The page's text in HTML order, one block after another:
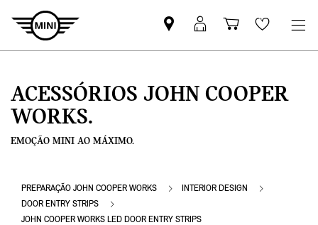
Pesquisar
parceiro
Iniciar
sessão
Carrinho
de
Wishlist
ACESSÓRIOS JOHN COOPER
WORKS.
EMOÇÃO MINI AO MÁXIMO.
PREPARAÇÃO JOHN COOPER WORKS
INTERIOR DESIGN
DOOR ENTRY STRIPS
JOHN COOPER WORKS LED DOOR ENTRY STRIPS